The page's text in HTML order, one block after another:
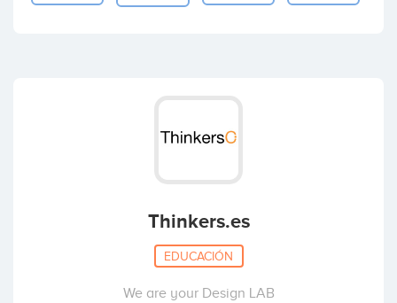
Thinkers.es
EDUCACIÓN
We are your Design LAB